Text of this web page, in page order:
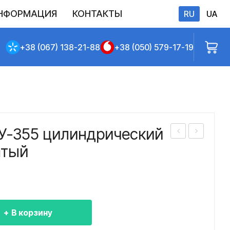
КОНТАКТЫ RU UA
+38 (067) 138-21-88 +38 (050) 579-17-19
355 цилиндрический
В корзину